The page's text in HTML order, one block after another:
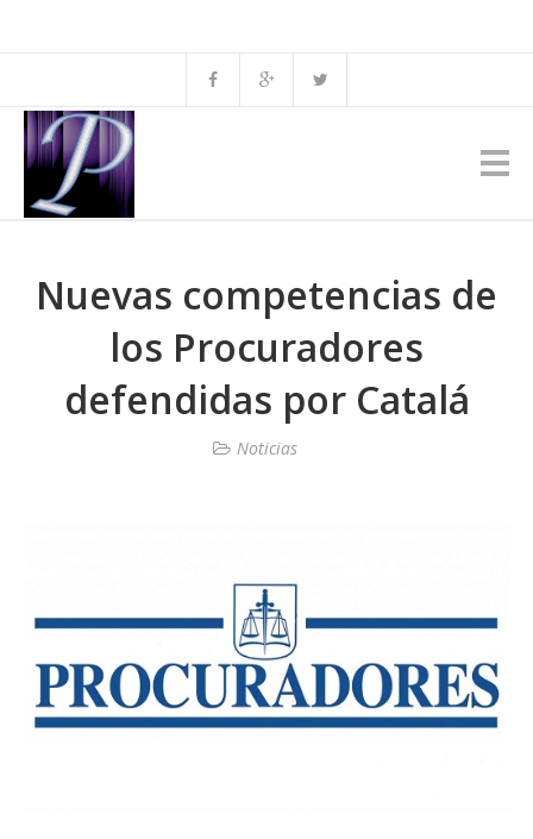
Nuevas competencias de
los Procuradores
defendidas por Catalá
Noticias